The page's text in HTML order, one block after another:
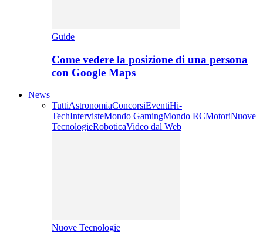
Guide
Come vedere la posizione di una persona
con Google Maps
News
TuttiAstronomiaConcorsiEventiHi-
TechIntervisteMondo GamingMondo RCMotoriNuove
TecnologieRoboticaVideo dal Web
Nuove Tecnologie